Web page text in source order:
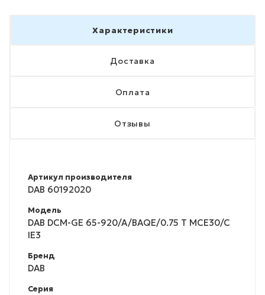
Характеристики
Доставка
Оплата
Отзывы
Артикул производителя
DAB 60192020
Модель
DAB DCM-GE 65-920/A/BAQE/0.75 T MCE30/C
IE3
Бренд
DAB
Серия